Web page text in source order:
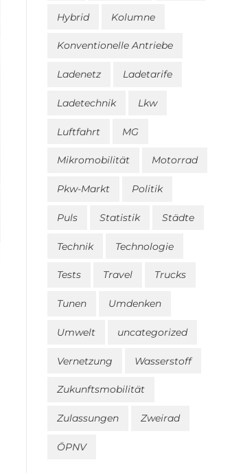
Hybrid Kolumne
Konventionelle Antriebe
Ladenetz Ladetarife
Ladetechnik Lkw
Luftfahrt MG
Mikromobilität Motorrad
Pkw-Markt Politik
Puls Statistik Städte
Technik Technologie
Tests Travel Trucks
Tunen Umdenken
Umwelt uncategorized
Vernetzung Wasserstoff
Zukunftsmobilität
Zulassungen Zweirad
ÖPNV